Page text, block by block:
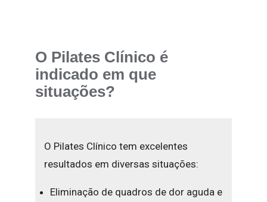
O Pilates Clínico é
indicado em que
situações?
O Pilates Clínico tem excelentes
resultados em diversas situações:
Eliminação de quadros de dor aguda e